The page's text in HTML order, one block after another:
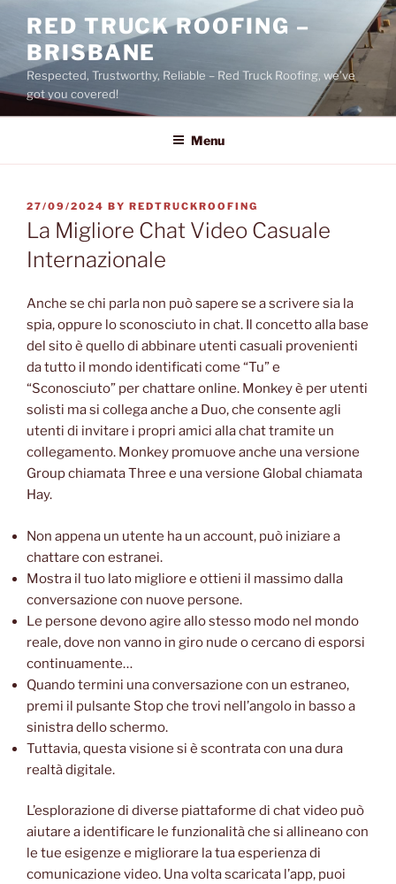
content
RED TRUCK ROOFING –
BRISBANE
Respected, Trustworthy, Reliable – Red Truck Roofing, we’ve
got you covered!
Menu
POSTED
ON
27/09/2024 BY REDTRUCKROOFING
La Migliore Chat Video Casuale
Internazionale
Anche se chi parla non può sapere se a scrivere sia la
spia, oppure lo sconosciuto in chat. Il concetto alla base
del sito è quello di abbinare utenti casuali provenienti
da tutto il mondo identificati come “Tu” e
“Sconosciuto” per chattare online. Monkey è per utenti
solisti ma si collega anche a Duo, che consente agli
utenti di invitare i propri amici alla chat tramite un
collegamento. Monkey promuove anche una versione
Group chiamata Three e una versione Global chiamata
Hay.
Non appena un utente ha un account, può iniziare a
chattare con estranei.
Mostra il tuo lato migliore e ottieni il massimo dalla
conversazione con nuove persone.
Le persone devono agire allo stesso modo nel mondo
reale, dove non vanno in giro nude o cercano di esporsi
continuamente…
Quando termini una conversazione con un estraneo,
premi il pulsante Stop che trovi nell’angolo in basso a
sinistra dello schermo.
Tuttavia, questa visione si è scontrata con una dura
realtà digitale.
L’esplorazione di diverse piattaforme di chat video può
aiutare a identificare le funzionalità che si allineano con
le tue esigenze e migliorare la tua esperienza di
comunicazione video. Una volta scaricata l’app, puoi